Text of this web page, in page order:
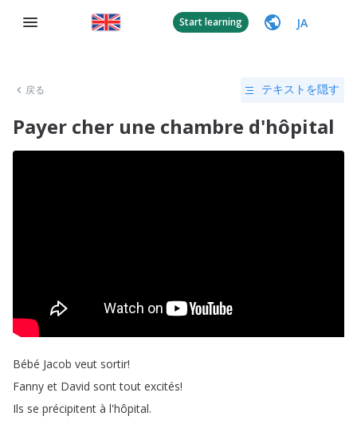
Start learning JA
戻る テキストを隠す
Payer cher une chambre d'hôpital
Bébé Jacob veut sortir!
Fanny et David sont tout excités!
Ils se précipitent à l'hôpital.